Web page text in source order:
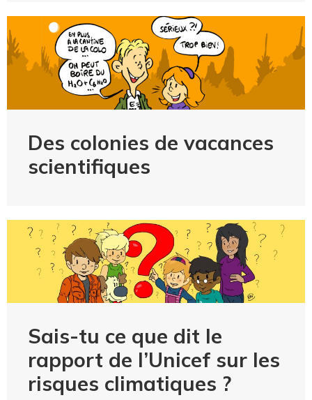
Des colonies de vacances
scientifiques
Sais-tu ce que dit le
rapport de l’Unicef sur les
risques climatiques ?